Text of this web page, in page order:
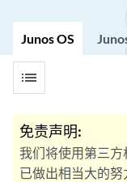
Junos OS
list
免责声明:
我们将使用第三
已做出相当大的